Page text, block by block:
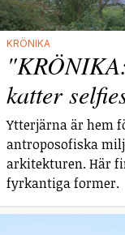
KRÖNIKA
katter
Ytterjärna är hem
antroposofiska
arkitekturen. Här
fyrkantiga former.